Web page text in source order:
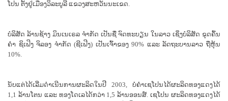
ໂປນ ຕັ້ງຢູ່ເມືອງວິລະບູລີ ແຂວງສະຫວັນນະເຂດ.
ບໍລິສັດ ລ້ານຊ້າງ ມິນເນເຣລ ຈຳກັດ ເປັນຊື່ ຈົດທະບຽນ ໃນລາວ ເຊິ່ງບໍລິສັດ ຂຸດຄົ້ນ
ຄຳ ຊິເຟິງ ຈິລອງ ຈຳກັດ (ຊີເຟີງ) ເປັນເຈົ້າຂອງ 90% ແລະ ລັດຖະບານລາວ ຖືຫຸ້ນ
10%.
ນັບ​ແຕ່​ໄດ້​ເລີ່​ມດຳ​ເນີນ​ການ​ຜະລິດ​ໃນ​ປີ 2003, ບໍ່​ຄຳ​ເຊ​ໂປນ​ໄດ້​ຜະລິດ​ທອງ​ແດງ​ໄດ້
1,1 ລ້ານ​ໂຕນ ​ແລະ ທອງ​ໂດ​ເລ​ໄດ້​ກວ່າ 1,5 ລ້ານ​ອອນສ໌. ເຊໂປນ ຜະລິດທອງແດງໄດ້